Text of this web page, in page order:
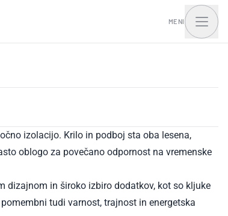
MENI
izolacijo. Krilo in podboj sta oba lesena,
oblogo za povečano odpornost na vremenske
dizajnom in široko izbiro dodatkov, kot so kljuke
tudi varnost, trajnost in energetska